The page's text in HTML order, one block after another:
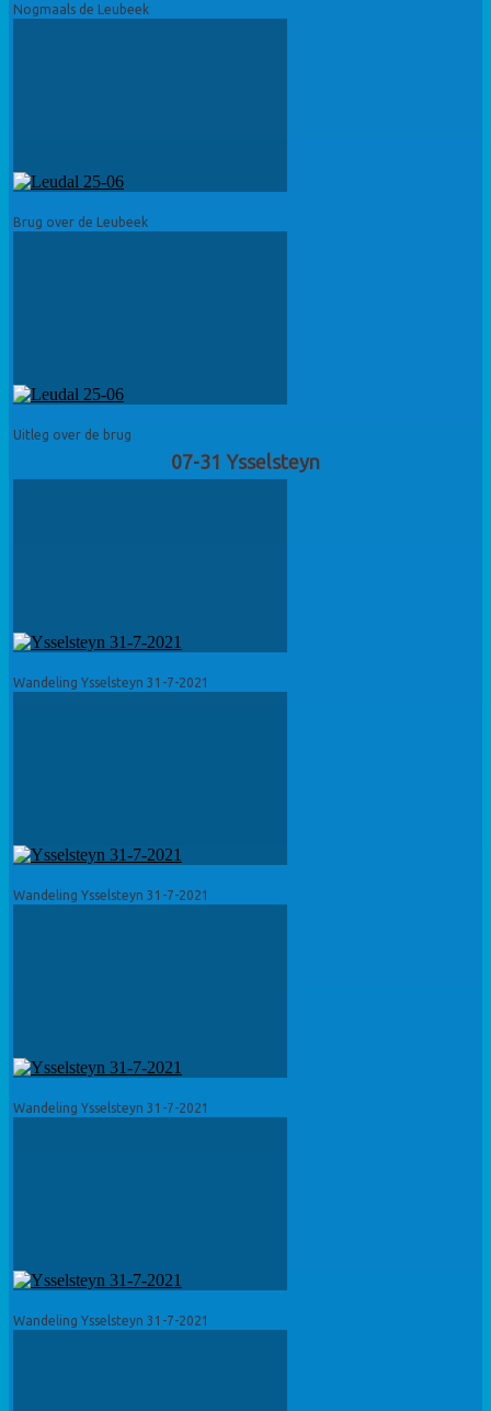
Nogmaals de Leubeek
Brug over de Leubeek
Uitleg over de brug
07-31 Ysselsteyn
Wandeling Ysselsteyn 31-7-2021
Wandeling Ysselsteyn 31-7-2021
Wandeling Ysselsteyn 31-7-2021
Wandeling Ysselsteyn 31-7-2021